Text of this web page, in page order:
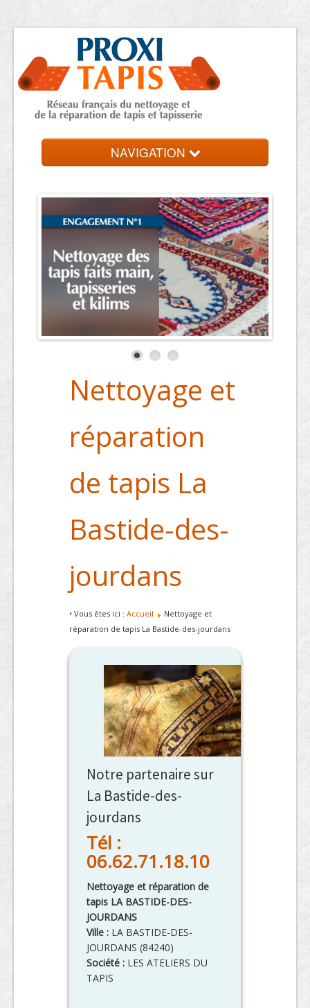
NAVIGATION
Trouver une entreprise
Nettoyage et
réparation
de tapis La
Bastide-des-
jourdans
• Vous êtes ici : Accueil
Nettoyage et
réparation de tapis La Bastide-des-jourdans
Notre partenaire sur
La Bastide-des-
jourdans
Tél :
06.62.71.18.10
Nettoyage et réparation de
tapis LA BASTIDE-DES-
JOURDANS
Ville : LA BASTIDE-DES-
JOURDANS (84240)
Société : LES ATELIERS DU
TAPIS